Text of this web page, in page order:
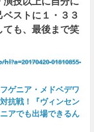
ストに１・３３
も、最後まで笑
01810855-
ゲニア・メドベデワ
抗戦！『ヴィンセン
アでも出場できるん